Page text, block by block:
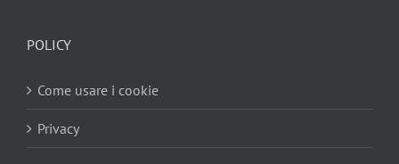
POLICY
Come usare i cookie
Privacy